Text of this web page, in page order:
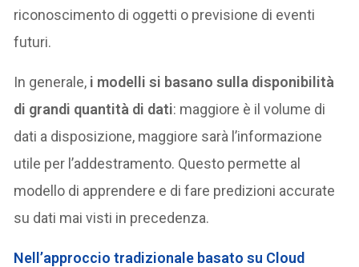
riconoscimento di oggetti o previsione di eventi
futuri.
In generale, i modelli si basano sulla disponibilità
di grandi quantità di dati: maggiore è il volume di
dati a disposizione, maggiore sarà l’informazione
utile per l’addestramento. Questo permette al
modello di apprendere e di fare predizioni accurate
su dati mai visti in precedenza.
Nell’approccio tradizionale basato su Cloud